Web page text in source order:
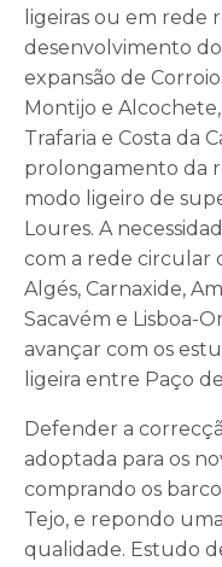
ligeiras ou em rede
desenvolvimento
expansão de
Montijo e
Trafaria e Costa da
prolongamento da
modo ligeiro de
Loures. A
com a rede circular
Algés, Carnaxide,
Sacavém e Lisboa-
avançar com os
ligeira entre Paço
Defender a
adoptada para os
comprando os
Tejo, e repondo
qualidade. Estudo